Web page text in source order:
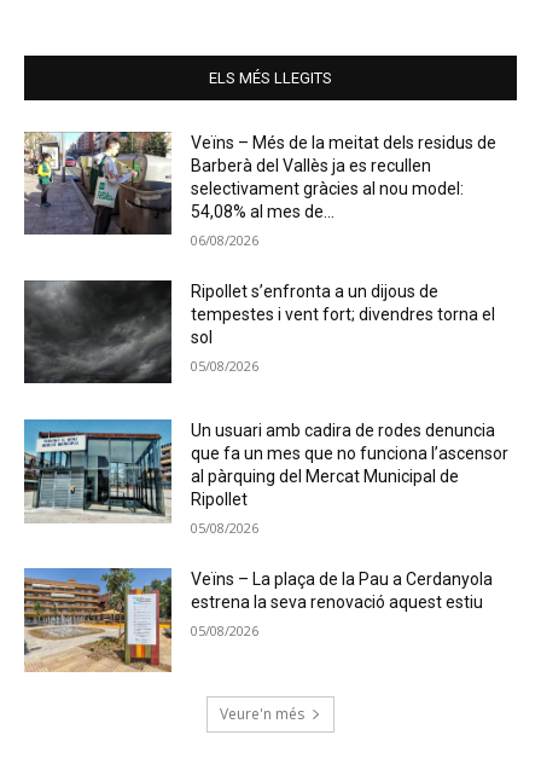
ELS MÉS LLEGITS
Veïns – Més de la meitat dels residus de
Barberà del Vallès ja es recullen
selectivament gràcies al nou model:
54,08% al mes de...
06/08/2026
Ripollet s’enfronta a un dijous de
tempestes i vent fort; divendres torna el
sol
05/08/2026
Un usuari amb cadira de rodes denuncia
que fa un mes que no funciona l’ascensor
al pàrquing del Mercat Municipal de
Ripollet
05/08/2026
Veïns – La plaça de la Pau a Cerdanyola
estrena la seva renovació aquest estiu
05/08/2026
Veure'n més